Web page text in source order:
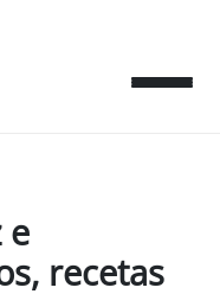
e
recetas